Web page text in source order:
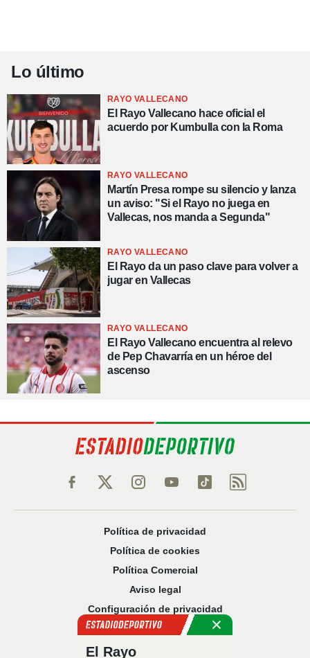
Lo último
RAYO VALLECANO
El Rayo Vallecano hace oficial el
acuerdo por Kumbulla con la Roma
RAYO VALLECANO
Martín Presa rompe su silencio y lanza
un aviso: "Si el Rayo no juega en
Vallecas, nos manda a Segunda"
RAYO VALLECANO
El Rayo da un paso clave para volver a
jugar en Vallecas
RAYO VALLECANO
El Rayo Vallecano encuentra al relevo
de Pep Chavarría en un héroe del
ascenso
Política de privacidad
Política de cookies
Política Comercial
Aviso legal
Configuración de privacidad
Sobre nosotros
Código Ético
El Rayo